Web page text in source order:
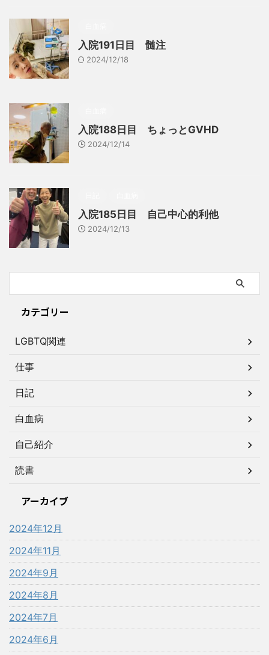
入院191日目 髄注
2024/12/18
入院188日目 ちょっとGVHD
2024/12/14
入院185日目 自己中心的利他
2024/12/13
カテゴリー
LGBTQ関連
仕事
日記
白血病
自己紹介
読書
アーカイブ
2024年12月
2024年11月
2024年9月
2024年8月
2024年7月
2024年6月